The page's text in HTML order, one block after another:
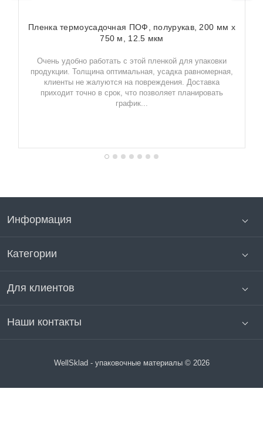
Пленка термоусадочная ПОФ, полурукав, 200 мм х
750 м, 12.5 мкм
Очень удобно работать с этой пленкой для упаковки
продукции. Толщина оптимальная, усадка равномерная,
клиенты не жалуются на повреждения. Доставка
приходит точно в срок, что позволяет планировать
график...
Информация
Категории
Для клиентов
Наши контакты
WellSklad - упаковочные материалы © 2026